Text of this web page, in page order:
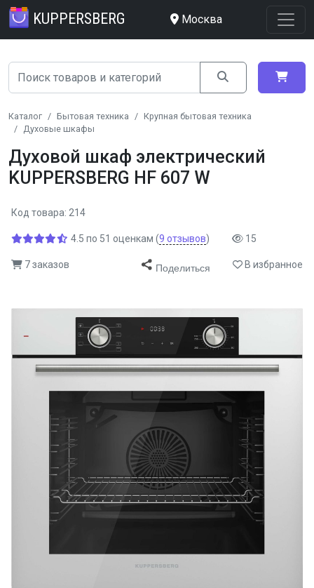
KUPPERSBERG Москва
Каталог Бытовая техника
Крупная бытовая техника
Духовые шкафы
Духовой шкаф электрический
KUPPERSBERG HF 607 W
Код товара: 214
4.5 по 51 оценкам (9 отзывов) 15
7 заказов Поделиться В избранное